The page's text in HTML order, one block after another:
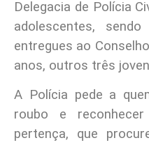
Delegacia de Polícia
adolescentes,
entregues ao
anos, outros três
A Polícia pede a
roubo e
pertença, que